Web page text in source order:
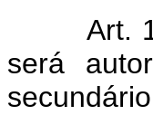
Art. 13.
será